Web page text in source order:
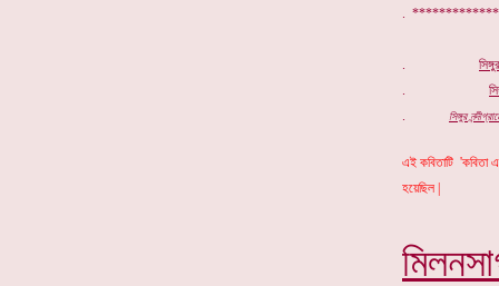
.
.
.
.
সিঙ্গুর
এই কবিতাটি 'কবিতা
হয়েছিল |